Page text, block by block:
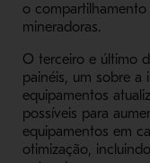
o
mineradoras.
O terceiro e último
painéis, um sobre a
equipamentos
possíveis para
equipamentos em
otimização,